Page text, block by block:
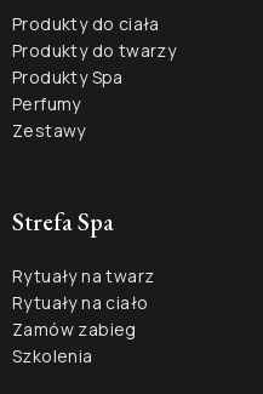
Produkty do ciała
Produkty do twarzy
Produkty Spa
Perfumy
Zestawy
Strefa Spa
Rytuały na twarz
Rytuały na ciało
Zamów zabieg
Szkolenia